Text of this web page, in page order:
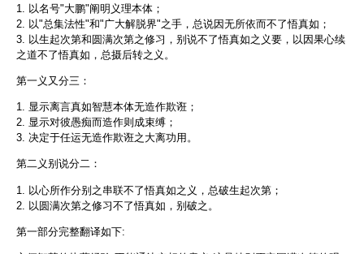
1. 以名号"大鹏"阐明义理本体；
2. 以"总集法性"和"广大解脱界"之手，总说因无所依而不了悟真如；
3. 以生起次第和圆满次第之修习，别说不了悟真如之义要，以因果心续
之道不了悟真如，总摄后转之义。
第一义又分三：
1. 显示离言真如智慧本体无造作欺诳；
2. 显示对彼愚痴而造作则成束缚；
3. 决定于任运无造作欺诳之大离功用。
第二义别说分二：
1. 以心所作分别之串联不了悟真如之义，总破生起次第；
2. 以圆满次第之修习不了悟真如，别破之。
第一部分完整翻译如下: